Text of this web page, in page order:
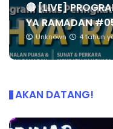
🔴 [LIVE]
YA RAMADAN
Unknown 4 tahun
AKAN DATANG!